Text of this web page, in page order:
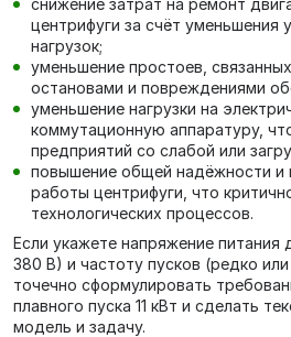
снижение затрат на ремонт
центрифуги за счёт уменьшения
нагрузок;
уменьшение простоев,
остановами и повреждениями
уменьшение нагрузки на
коммутационную аппаратуру,
предприятий со слабой или
повышение общей надёжности и
работы центрифуги, что
технологических процессов.
Если укажете напряжение питания
380 В) и частоту пусков (редко
точечно сформулировать
плавного пуска 11 кВт и сделать
модель и задачу.